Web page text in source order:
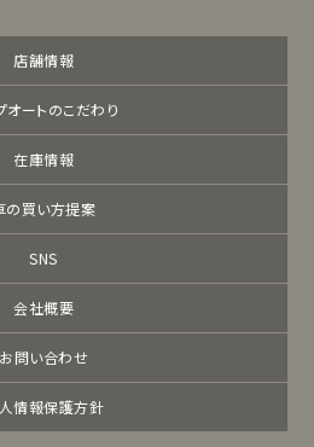
店舗情報
オートのこだわり
在庫情報
の買い方提案
SNS
会社概要
お問い合わせ
情報保護方針